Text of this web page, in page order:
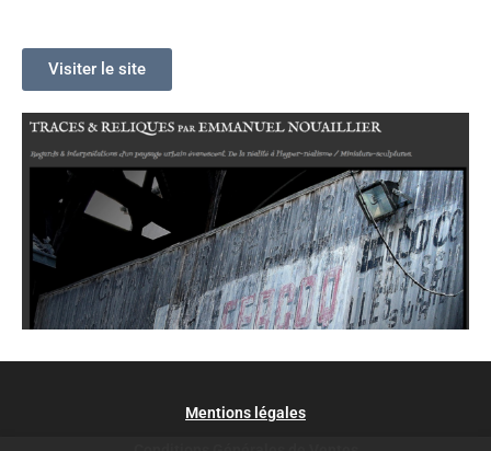
Visiter le site
Mentions légales